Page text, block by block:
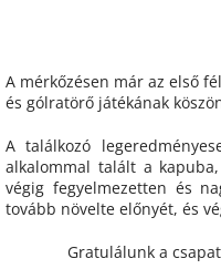
A mérkőzésen már az első
és gólratörő játékának
A találkozó
alkalommal talált a
végig fegyelmezetten és
tovább növelte előnyét, és
Gratulálunk a